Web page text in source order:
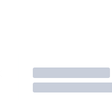
Торговать